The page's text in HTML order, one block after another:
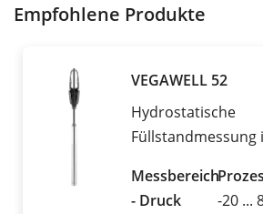
Empfohlene Produkte
VEGAWELL 52
Hydrostatische
Füllstandmessung
Messbereich
- Druck
-20 ...